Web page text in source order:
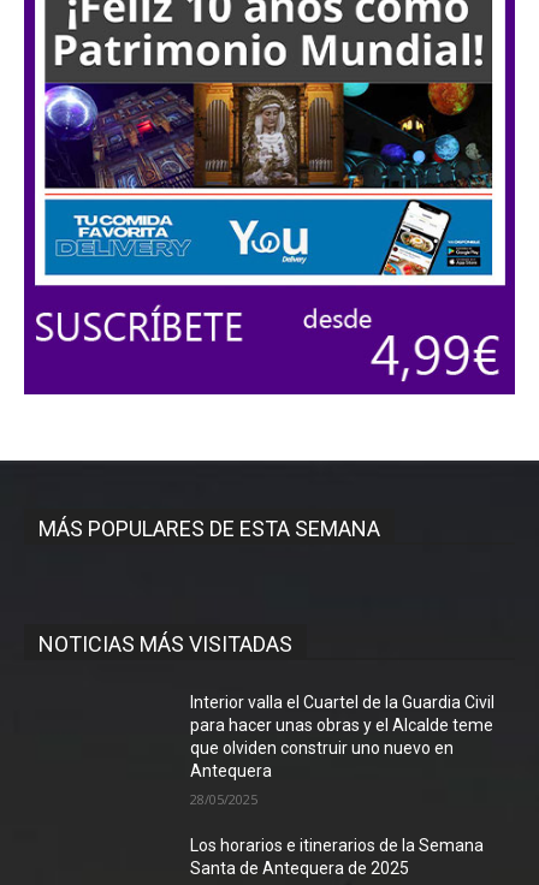
MÁS POPULARES DE ESTA SEMANA
NOTICIAS MÁS VISITADAS
Interior valla el Cuartel de la Guardia Civil
para hacer unas obras y el Alcalde teme
que olviden construir uno nuevo en
Antequera
28/05/2025
Los horarios e itinerarios de la Semana
Santa de Antequera de 2025